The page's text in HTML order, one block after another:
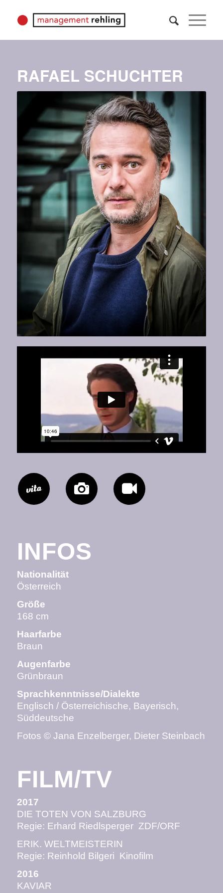
RAFAEL SCHUCHTER
INFOS
Nationalität
Österreich
Größe
168 cm
Haarfarbe
Braun
Augenfarbe
Grünbraun
Sprachkenntnisse/Dialekte
Englisch / Österreichische, Bayerisch,
Süddeutsche
Fotos © Jana Enzelberger, Dieter Steinbach
FILM/TV
2017
DIE TOTEN VON SALZBURG
Regie: Erhard Riedlsperger ZDF/ORF
ERIK. WELTMEISTERIN
Regie: Reinhold Bilgeri Kinofilm
2016
KAVIAR